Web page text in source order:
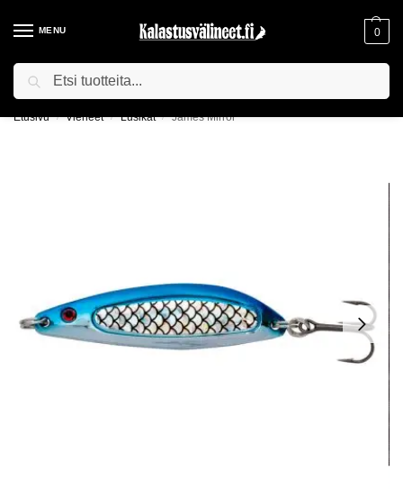
MENU 0
ILMAINEN TOIMITUS YLI 75€ TILAUKSILLE!
Etusivu / Vieheet / Lusikat / James Mirror